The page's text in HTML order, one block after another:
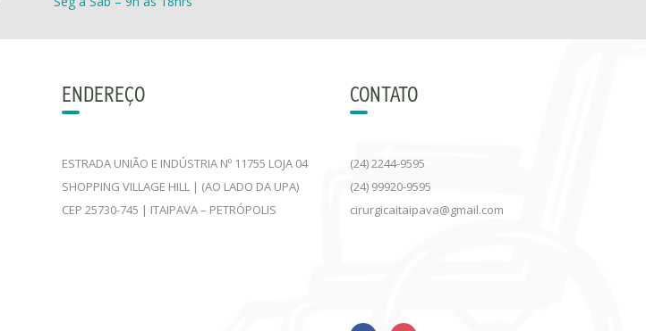
ENDEREÇO
ESTRADA UNIÃO E INDÚSTRIA Nº 11755 LOJA 04
SHOPPING VILLAGE HILL | (AO LADO DA UPA)
CEP 25730-745 | ITAIPAVA – PETRÓPOLIS
CONTATO
(24) 2244-9595
(24) 99920-9595
cirurgicaitaipava@gmail.com